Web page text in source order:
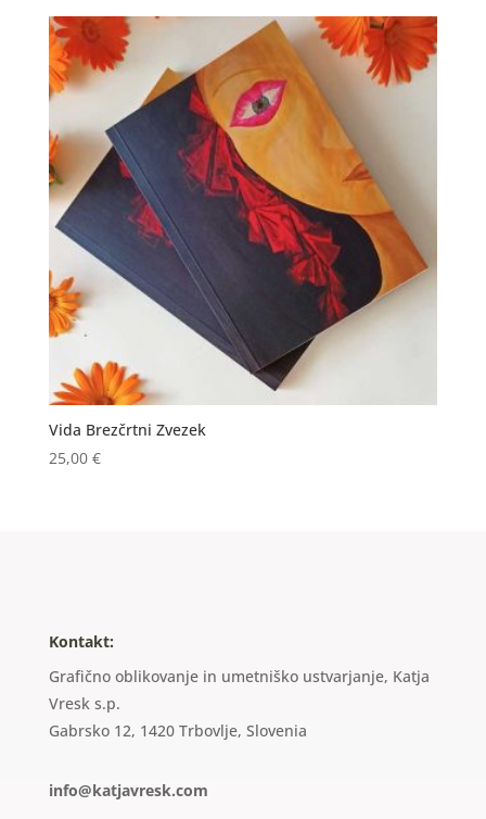
Vida Brezčrtni Zvezek
25,00 €
Kontakt:
Grafično oblikovanje in umetniško ustvarjanje, Katja
Vresk s.p.
Gabrsko 12, 1420 Trbovlje, Slovenia
info@katjavresk.com